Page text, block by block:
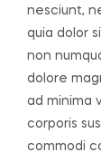
nesciunt,
quia dolor
non
dolore
ad minima
corporis
commodi